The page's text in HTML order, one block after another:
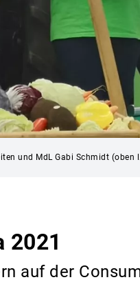
und MdL Gabi Schmidt (oben
2021
auf der